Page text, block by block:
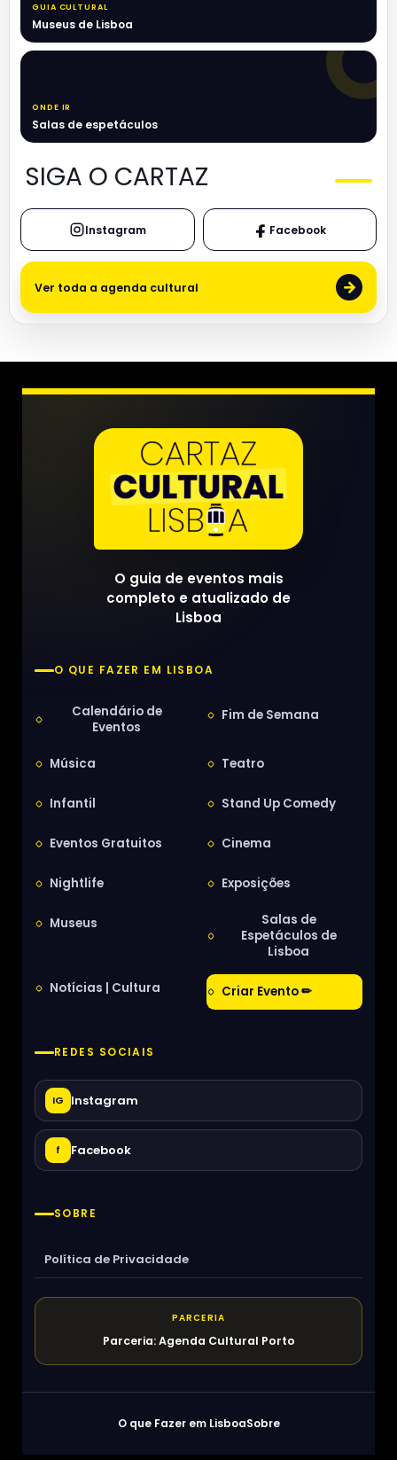
GUIA CULTURAL
Museus de Lisboa
ONDE IR
Salas de espetáculos
SIGA O CARTAZ
Instagram Facebook
Ver toda a agenda cultural →
O guia de eventos mais
completo e atualizado de
Lisboa
O QUE FAZER EM LISBOA
Calendário de
Eventos
Fim de Semana
Música Teatro
Infantil Stand Up Comedy
Eventos Gratuitos Cinema
Nightlife Exposições
Museus
Salas de
Espetáculos de
Lisboa
Notícias | Cultura Criar Evento ✏
REDES SOCIAIS
IG Instagram
f Facebook
SOBRE
Política de Privacidade
PARCERIA
Parceria: Agenda Cultural Porto
O que Fazer em LisboaSobre